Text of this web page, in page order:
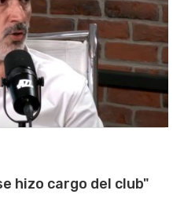
hizo cargo del club"